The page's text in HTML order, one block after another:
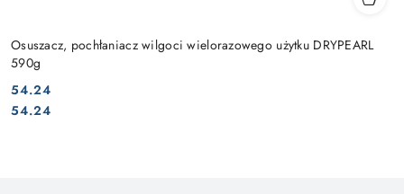
Osuszacz, pochłaniacz wilgoci wielorazowego użytku DRYPEARL
590g
Cena:
54.24
Cena:
54.24